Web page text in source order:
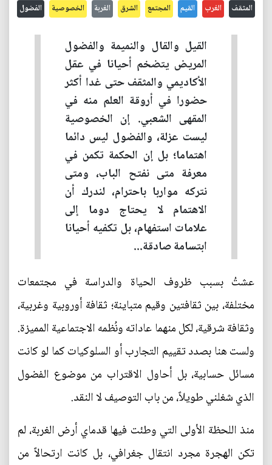
المثقف الغرب القيم المجتمع الشرق الغربة الخصوصية الفضول
القيل والقال والنميمة والفضول
المريض يتضخم أحيانا في عقل
الأكاديمي والمثقف حتى غدا أكثر
حضورا في أروقة العلم منه في
المقهى الشعبي. إن الخصوصية
ليست عزلة، والفضول ليس دائما
اهتماما؛ بل إن الحكمة تكمن في
معرفة متى نفتح الباب، ومتى
نتركه مواربا باحترام، لندرك أن
الاهتمام لا يحتاج دوما إلى
علامات استفهام، بل تكفيه أحيانا
ابتسامة صادقة...
عشتُ بسبب ظروف الحياة والدراسة في مجتمعات
مختلفة، بين ثقافتين وقيم متباينة؛ ثقافة أوروبية وغربية،
وثقافة شرقية، لكل منهما عاداته ونُظمه الاجتماعية المميزة.
ولست هنا بصدد تقييم التجارب أو السلوكيات كما لو كانت
مسائل حسابية، بل أحاول الاقتراب من موضوع الفضول
الذي شغلني طويلاً، من باب التوصيف لا النقد.
منذ اللحظة الأولى التي وطئت فيها قدماي أرض الغربة، لم
تكن الهجرة مجرد انتقال جغرافي، بل كانت ارتحالاً من